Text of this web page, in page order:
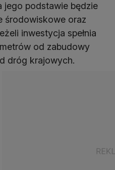
jego podstawie będzie
środowiskowe oraz
inwestycja spełnia
od zabudowy
dróg krajowych.